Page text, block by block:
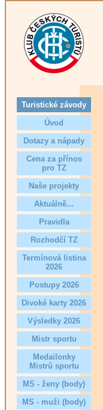
Turistické závody
Úvod
Dotazy a nápady
Cena za přínos
pro TZ
Naše projekty
Aktuálně...
Pravidla
Rozhodčí TZ
Termínová listina
2026
Postupy 2026
Divoké karty 2026
Výsledky 2026
Mistr sportu
Medailonky
Mistrů sportu
MS - ženy (body)
MS - muži (body)